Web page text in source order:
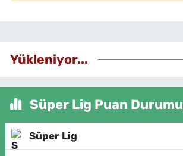
Yükleniyor...
Süper Lig Puan Durumu
Süper Lig